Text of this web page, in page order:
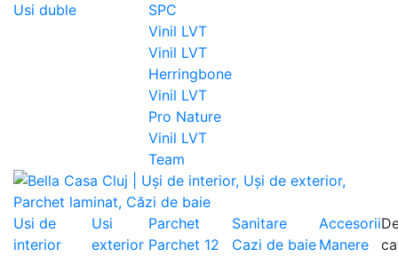
Usi duble
SPC
Vinil LVT
Vinil LVT
Herringbone
Vinil LVT
Pro Nature
Vinil LVT
Team
Usi de
interior
Usi
exterior
Parchet
Parchet 12
Sanitare
Cazi de baie
Accesorii
Manere